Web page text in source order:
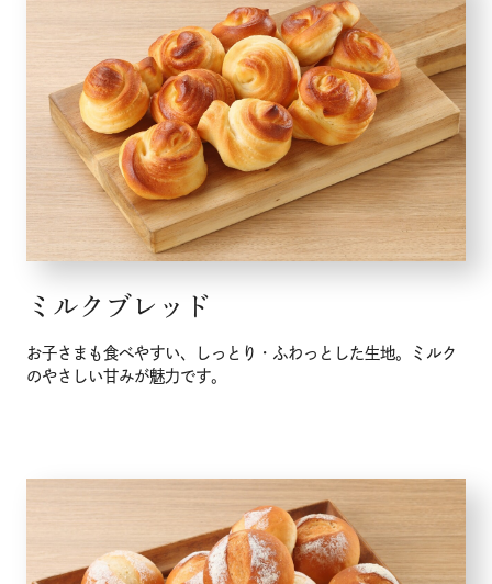
メニュー
採用情報
ミルクブレッド
お子さまも食べやすい、しっとり・ふわっとした生地。ミルク
のやさしい甘みが魅力です。